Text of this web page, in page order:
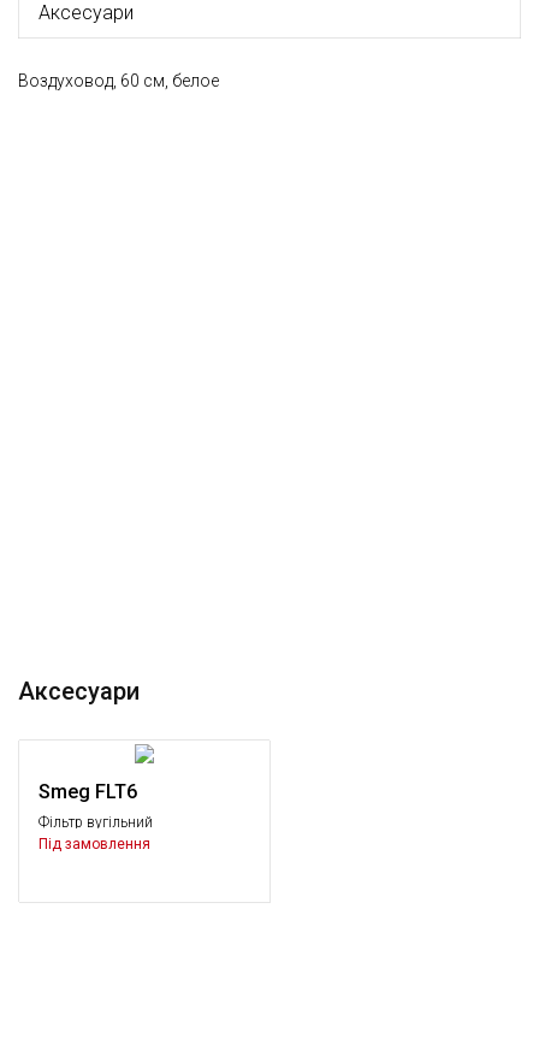
Аксесуари
Воздуховод, 60 см, белое
Аксесуари
Smeg FLT6
Фільтр вугільний
Під замовлення